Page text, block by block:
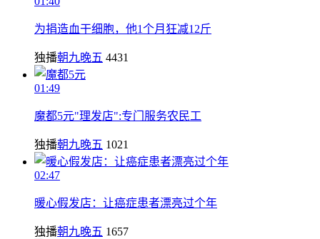
为捐造血干细胞，他1个月狂减12斤
独播朝九晚五 4431
01:49
魔都5元"理发店":专门服务农民工
独播朝九晚五 1021
02:47
暖心假发店：让癌症患者漂亮过个年
独播朝九晚五 1657